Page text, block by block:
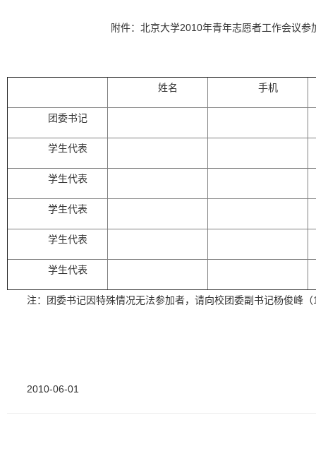
附件：北京大学2010年青年志愿者工作会议参
姓名 手机
团委书记
学生代表
学生代表
学生代表
学生代表
学生代表
注：团委书记因特殊情况无法参加者，请向校团委副书记杨俊峰（
2010-06-01